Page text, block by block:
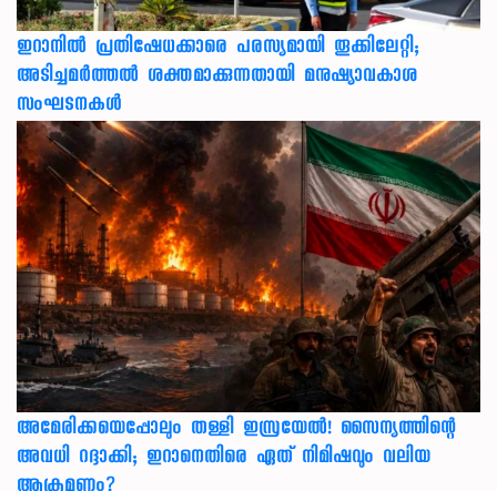
ഇറാനിൽ പ്രതിഷേധക്കാരെ പരസ്യമായി തൂക്കിലേറ്റി;
അടിച്ചമർത്തൽ ശക്തമാക്കുന്നതായി മനുഷ്യാവകാശ
സംഘടനകൾ
അമേരിക്കയെപ്പോലും തള്ളി ഇസ്രയേൽ! സൈന്യത്തിന്റെ
അവധി റദ്ദാക്കി; ഇറാനെതിരെ ഏത് നിമിഷവും വലിയ